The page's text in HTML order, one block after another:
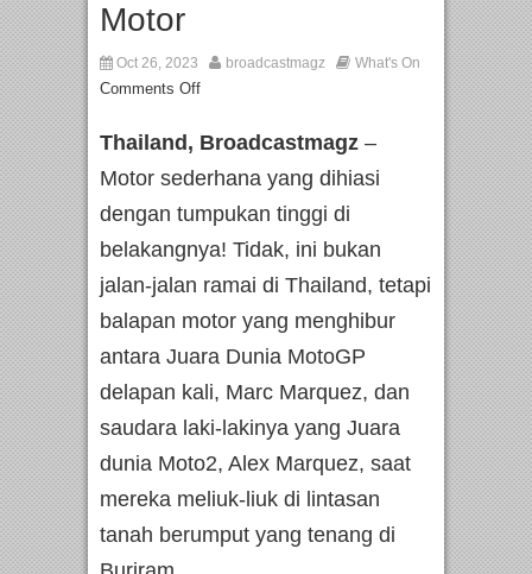
Motor
Oct 26, 2023 broadcastmagz What's On
Comments Off
Thailand, Broadcastmagz –
Motor sederhana yang dihiasi
dengan tumpukan tinggi di
belakangnya! Tidak, ini bukan
jalan-jalan ramai di Thailand, tetapi
balapan motor yang menghibur
antara Juara Dunia MotoGP
delapan kali, Marc Marquez, dan
saudara laki-lakinya yang Juara
dunia Moto2, Alex Marquez, saat
mereka meliuk-liuk di lintasan
tanah berumput yang tenang di